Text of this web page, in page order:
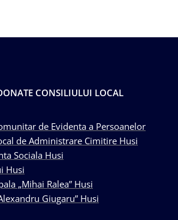
CONSILIULUI LOCAL
de Evidenta a Persoanelor
de Administrare Cimitire Husi
Sociala Husi
Husi
„Mihai Ralea” Husi
Giugaru” Husi